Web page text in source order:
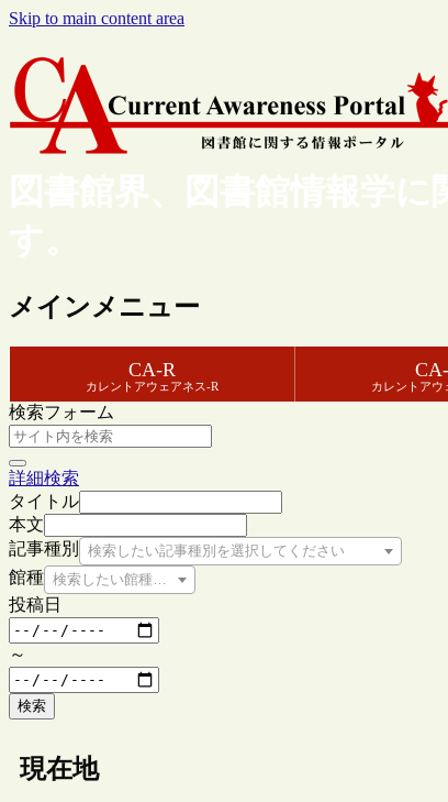
Skip to main content area
図書館界、図書館情報学
す。
メインメニュー
CA-R
カレントアウェアネス-R カレントアウ
検索フォーム
詳細検索
タイトル
本文
記事種別
検索したい記事種別を選択してください
館種 検索したい館種を選択してください
投稿日
～
検索
現在地